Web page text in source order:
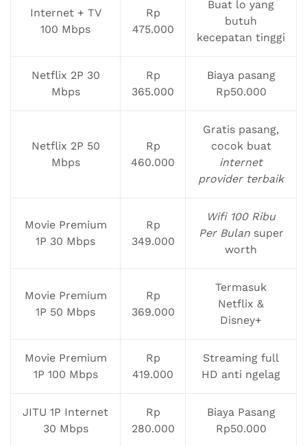
Internet + TV
100 Mbps
Rp
475.000
Buat lo yang
butuh
kecepatan tinggi
Netflix 2P 30
Mbps
Rp
365.000
Biaya pasang
Rp50.000
Netflix 2P 50
Mbps
Rp
460.000
Gratis pasang,
cocok buat
internet
provider terbaik
Movie Premium
1P 30 Mbps
Rp
349.000
Wifi 100 Ribu
Per Bulansuper
worth
Movie Premium
1P 50 Mbps
Rp
369.000
Termasuk
Netflix &
Disney+
Movie Premium
1P 100 Mbps
Rp
419.000
Streaming full
HD anti ngelag
JITU 1P Internet
30 Mbps
Rp
280.000
Biaya Pasang
Rp50.000